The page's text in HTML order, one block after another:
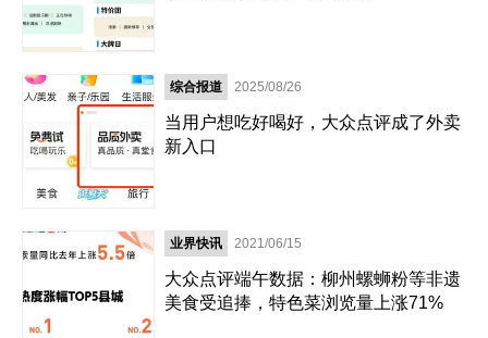
综合报道 2025/08/26
当用户想吃好喝好，大众点评成了外卖
新入口
业界快讯 2021/06/15
大众点评端午数据：柳州螺蛳粉等非遗
美食受追捧，特色菜浏览量上涨71%